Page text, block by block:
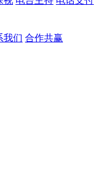
我们 合作共赢